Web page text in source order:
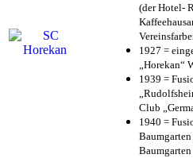
(der Hotel-
1927 =
„Horekan“
1939 =
Club
1940 =